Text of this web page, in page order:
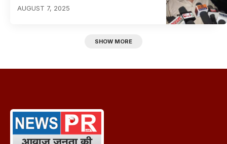
AUGUST 7, 2025
SHOW MORE